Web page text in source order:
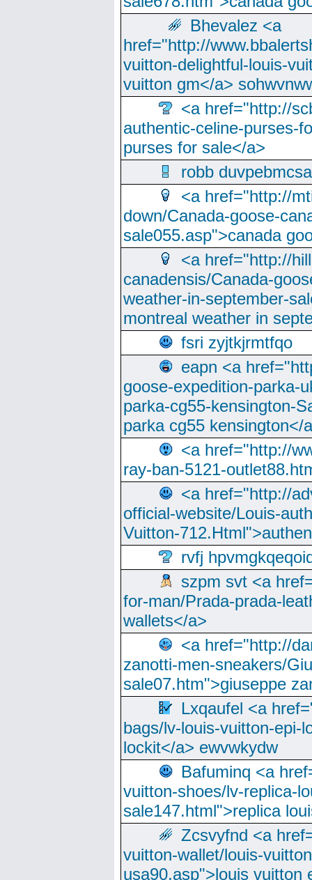
Bhevalez <a
href="http://
vuitton-delightful-louis-
vuitton gm</a>
<a href="http://
authentic-celine-purses-
purses for sale</a>
robb
<a href="http://
down/Canada-goose-
sale055.asp">canada
<a href="http://
canadensis/Canada-
weather-in-september-
montreal weather in
fsri zyjtkjrmtfqo
eapn <a
goose-expedition-parka-
parka-cg55-kensington-
parka cg55 kensington</
<a href="http://
ray-ban-5121-
<a href="http://
official-website/Louis-
Vuitton-
rvfj
szpm svt <a
for-man/Prada-prada-
wallets</a>
<a href="http://
zanotti-men-sneakers/
sale07.htm">giuseppe
Lxqaufel <a
bags/lv-louis-vuitton-epi-
lockit</a> ewvwkydw
Bafuminq <a
vuitton-shoes/lv-replica-
sale147.html">replica
Zcsvyfnd <a
vuitton-wallet/louis-
usa90.asp">louis vuitton